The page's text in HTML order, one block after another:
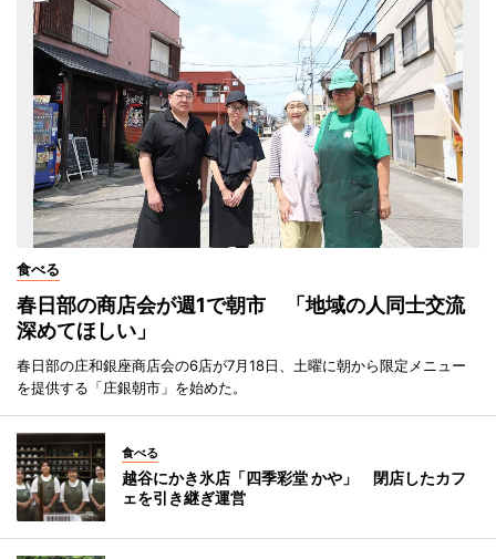
食べる
春日部の商店会が週1で朝市 「地域の人同士交流
深めてほしい」
春日部の庄和銀座商店会の6店が7月18日、土曜に朝から限定メニュー
を提供する「庄銀朝市」を始めた。
食べる
越谷にかき氷店「四季彩堂 かや」 閉店したカフ
ェを引き継ぎ運営